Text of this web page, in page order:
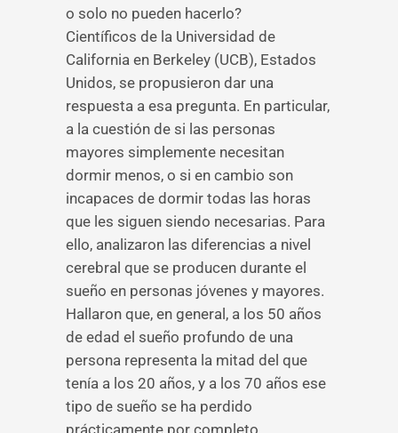
o solo no pueden hacerlo?
Científicos de la Universidad de
California en Berkeley (UCB), Estados
Unidos, se propusieron dar una
respuesta a esa pregunta. En particular,
a la cuestión de si las personas
mayores simplemente necesitan
dormir menos, o si en cambio son
incapaces de dormir todas las horas
que les siguen siendo necesarias. Para
ello, analizaron las diferencias a nivel
cerebral que se producen durante el
sueño en personas jóvenes y mayores.
Hallaron que, en general, a los 50 años
de edad el sueño profundo de una
persona representa la mitad del que
tenía a los 20 años, y a los 70 años ese
tipo de sueño se ha perdido
prácticamente por completo.